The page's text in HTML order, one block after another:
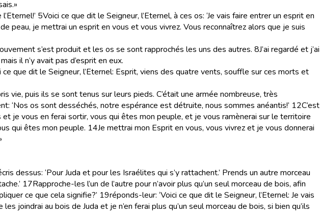
5Voici ce que dit le Seigneur, l’Eternel, à ces os: ‘Je vais faire entrer un esprit en
peau, je mettrai un esprit en vous et vous vivrez. Vous reconnaîtrez alors que je suis
s’est produit et les os se sont rapprochés les uns des autres. 8J’ai regardé et j’ai
il n’y avait pas d’esprit en eux.
ce que dit le Seigneur, l’Eternel: Esprit, viens des quatre vents, souffle sur ces morts et
vie, puis ils se sont tenus sur leurs pieds. C’était une armée nombreuse, très
‘Nos os sont desséchés, notre espérance est détruite, nous sommes anéantis!’ 12C’est
et je vous en ferai sortir, vous qui êtes mon peuple, et je vous ramènerai sur le territoire
qui êtes mon peuple. 14Je mettrai mon Esprit en vous, vous vivrez et je vous donnerai
dessus: ‘Pour Juda et pour les Israélites qui s’y rattachent.’ Prends un autre morceau
17Rapproche-les l’un de l’autre pour n’avoir plus qu’un seul morceau de bois, afin
ce que cela signifie?’ 19réponds-leur: ‘Voici ce que dit le Seigneur, l’Eternel: Je vais
joindrai au bois de Juda et je n’en ferai plus qu’un seul morceau de bois, si bien qu’ils